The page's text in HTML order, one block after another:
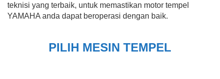
teknisi yang terbaik, untuk memastikan motor tempel
YAMAHA anda dapat beroperasi dengan baik.
PILIH MESIN TEMPEL